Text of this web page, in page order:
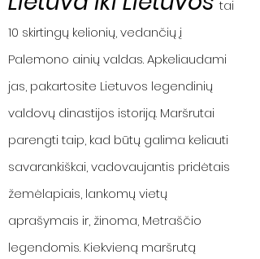
tai
10 skirtingų kelionių, vedančių į
Palemono ainių valdas. Apkeliaudami
jas, pakartosite Lietuvos legendinių
valdovų dinastijos istoriją. Maršrutai
parengti taip, kad būtų galima keliauti
savarankiškai, vadovaujantis pridėtais
žemėlapiais, lankomų vietų
aprašymais ir, žinoma, Metraščio
legendomis. Kiekvieną maršrutą